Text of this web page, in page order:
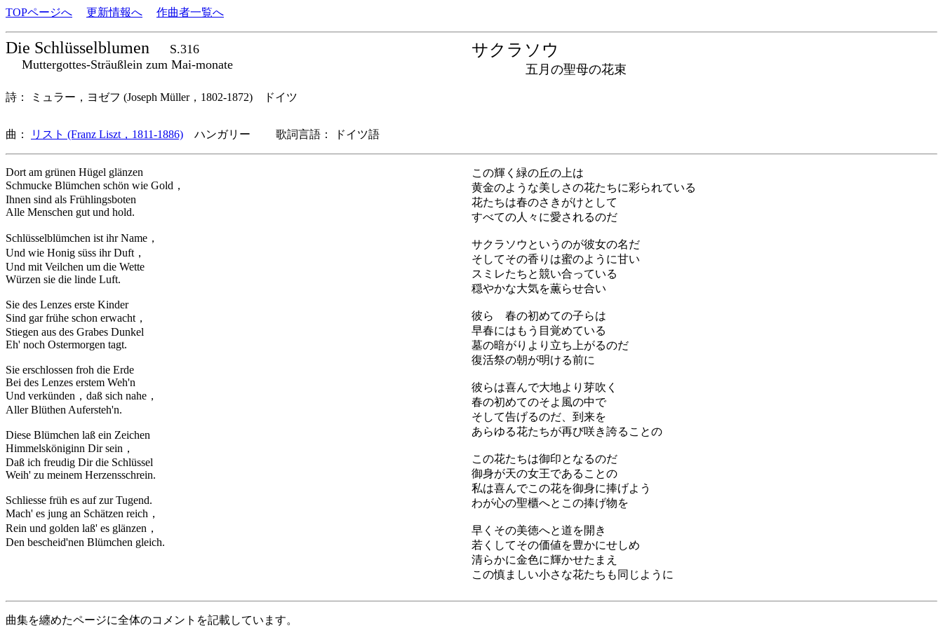
TOPページへ 更新情報へ 作曲者一覧へ
Die Schlüsselblumen
S.316
Muttergottes-Sträußlein zum Mai-monate
サクラソウ
五月の聖母の花束
詩： ミュラー，ヨゼフ (Joseph Müller，1802-1872) ドイツ
曲： リスト (Franz Liszt，1811-1886) ハンガリー 歌詞言語： ドイツ語
Dort am grünen Hügel glänzen
Schmucke Blümchen schön wie Gold，
Ihnen sind als Frühlingsboten
Alle Menschen gut und hold.
Schlüsselblümchen ist ihr Name，
Und wie Honig süss ihr Duft，
Und mit Veilchen um die Wette
Würzen sie die linde Luft.
Sie des Lenzes erste Kinder
Sind gar frühe schon erwacht，
Stiegen aus des Grabes Dunkel
Eh' noch Ostermorgen tagt.
Sie erschlossen froh die Erde
Bei des Lenzes erstem Weh'n
Und verkünden，daß sich nahe，
Aller Blüthen Aufersteh'n.
Diese Blümchen laß ein Zeichen
Himmelsköniginn Dir sein，
Daß ich freudig Dir die Schlüssel
Weih' zu meinem Herzensschrein.
Schliesse früh es auf zur Tugend.
Mach' es jung an Schätzen reich，
Rein und golden laß' es glänzen，
Den bescheid'nen Blümchen gleich.
この輝く緑の丘の上は
黄金のような美しさの花たちに彩られている
花たちは春のさきがけとして
すべての人々に愛されるのだ
サクラソウというのが彼女の名だ
そしてその香りは蜜のように甘い
スミレたちと競い合っている
穏やかな大気を薫らせ合い
彼ら 春の初めての子らは
早春にはもう目覚めている
墓の暗がりより立ち上がるのだ
復活祭の朝が明ける前に
彼らは喜んで大地より芽吹く
春の初めてのそよ風の中で
そして告げるのだ、到来を
あらゆる花たちが再び咲き誇ることの
この花たちは御印となるのだ
御身が天の女王であることの
私は喜んでこの花を御身に捧げよう
わが心の聖櫃へとこの捧げ物を
早くその美徳へと道を開き
若くしてその価値を豊かにせしめ
清らかに金色に輝かせたまえ
この慎ましい小さな花たちも同じように
曲集を纏めたページに全体のコメントを記載しています。